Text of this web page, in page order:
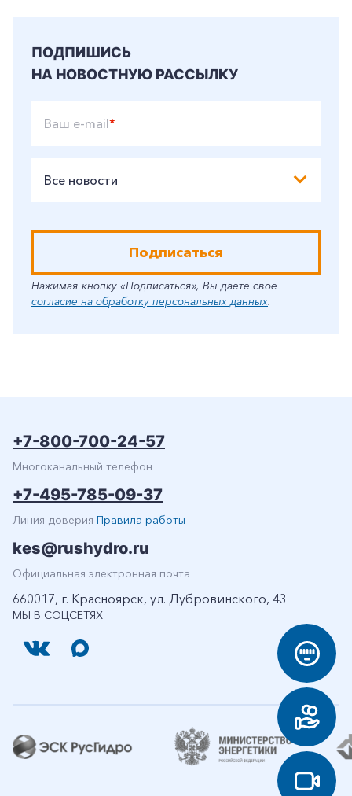
ПОДПИШИСЬ
НА НОВОСТНУЮ РАССЫЛКУ
Ваш e-mail*
Все новости
Подписаться
Нажимая кнопку «Подписаться», Вы даете свое
согласие на обработку персональных данных.
МЫ В СОЦСЕТЯХ
+7-800-700-24-57
Многоканальный телефон
+7-495-785-09-37
Линия доверия Правила работы
kes@rushydro.ru
Официальная электронная почта
660017, г. Красноярск, ул. Дубровинского, 43